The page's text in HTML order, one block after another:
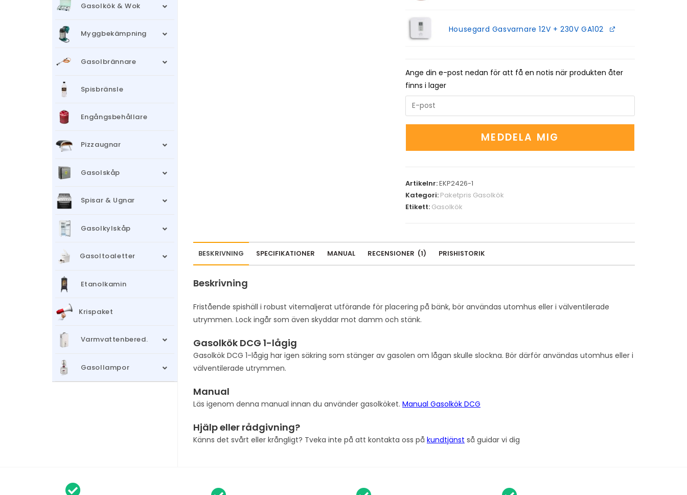
Housegard Gasvarnare 12V + 230V GA102
Ange din e-post nedan för att få en notis när produkten åter
finns i lager
n
t
r
u
r
a
i
l
d
r
s
o
MEDDELA MIG
Artikelnr:EKP2426-1
Kategori: Paketpris Gasolkök
Etikett: Gasolkök
BESKRIVNING SPECIFIKATIONER MANUAL RECENSIONER (1) PRISHISTORIK
Beskrivning
Fristående spishäll i robust vitemaljerat utförande för placering på bänk, bör användas utomhus eller i välventilerade
utrymmen. Lock ingår som även skyddar mot damm och stänk.
Gasolkök DCG 1-lågig
Gasolkök DCG 1-lågig har igen säkring som stänger av gasolen om lågan skulle slockna. Bör därför användas utomhus eller i
välventilerade utrymmen.
Manual
Läs igenom denna manual innan du använder gasolköket. Manual Gasolkök DCG
Hjälp eller rådgivning?
Känns det svårt eller krångligt? Tveka inte på att kontakta oss på kundtjänst så guidar vi dig
Gasolkök & Wok
Myggbekämpning
Gasolbrännare
Spisbränsle
Engångsbehållare
Pizzaugnar
Gasolskåp
Spisar & Ugnar
Gasolkylskåp
Gasoltoaletter
Etanolkamin
Krispaket
Varmvattenbered.
Gasollampor